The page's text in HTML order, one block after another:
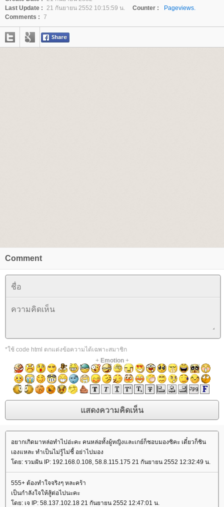
Last Update : 21 กันยายน 2552 10:15:59 น. Counter :
Pageviews.
Comments : 7
Comment
*ใช้ code html ตกแต่งข้อความได้เฉพาะสมาชิก
+ Emotion+
อยากเกิดมาหล่อทำไปอ่ะคะ คนหล่อทั้งผู้หญิงและเกย์ก็ชอบมองซิคะ เดี๋ยวก็ชิน
เองแหละ ทำเป็นไม่รู้ไม่ชี้ อย่าไปมอง
ดย: รวมฝัน IP: 192.168.0.108, 58.8.115.175 21 กันยายน 2552 12:32:49 น.
555+ ต้องทำใจจริงๆ หละคร้า
เป็นกำลังใจให้สู้ต่อไปนะคะ
ดย: เจ IP: 58.137.102.18 21 กันยายน 2552 12:47:01 น.